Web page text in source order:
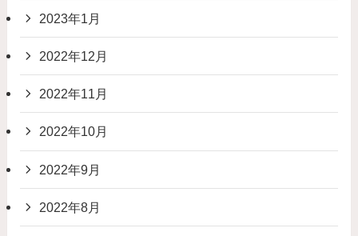
2023年1月
2022年12月
2022年11月
2022年10月
2022年9月
2022年8月